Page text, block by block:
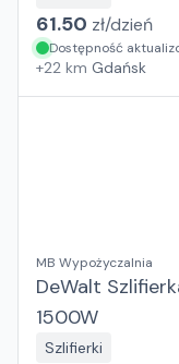
61.50 zł/dzień
Dostępność
+22 km Gdańsk
MB Wypożyczalnia
DeWalt
1500W
Szlifierki